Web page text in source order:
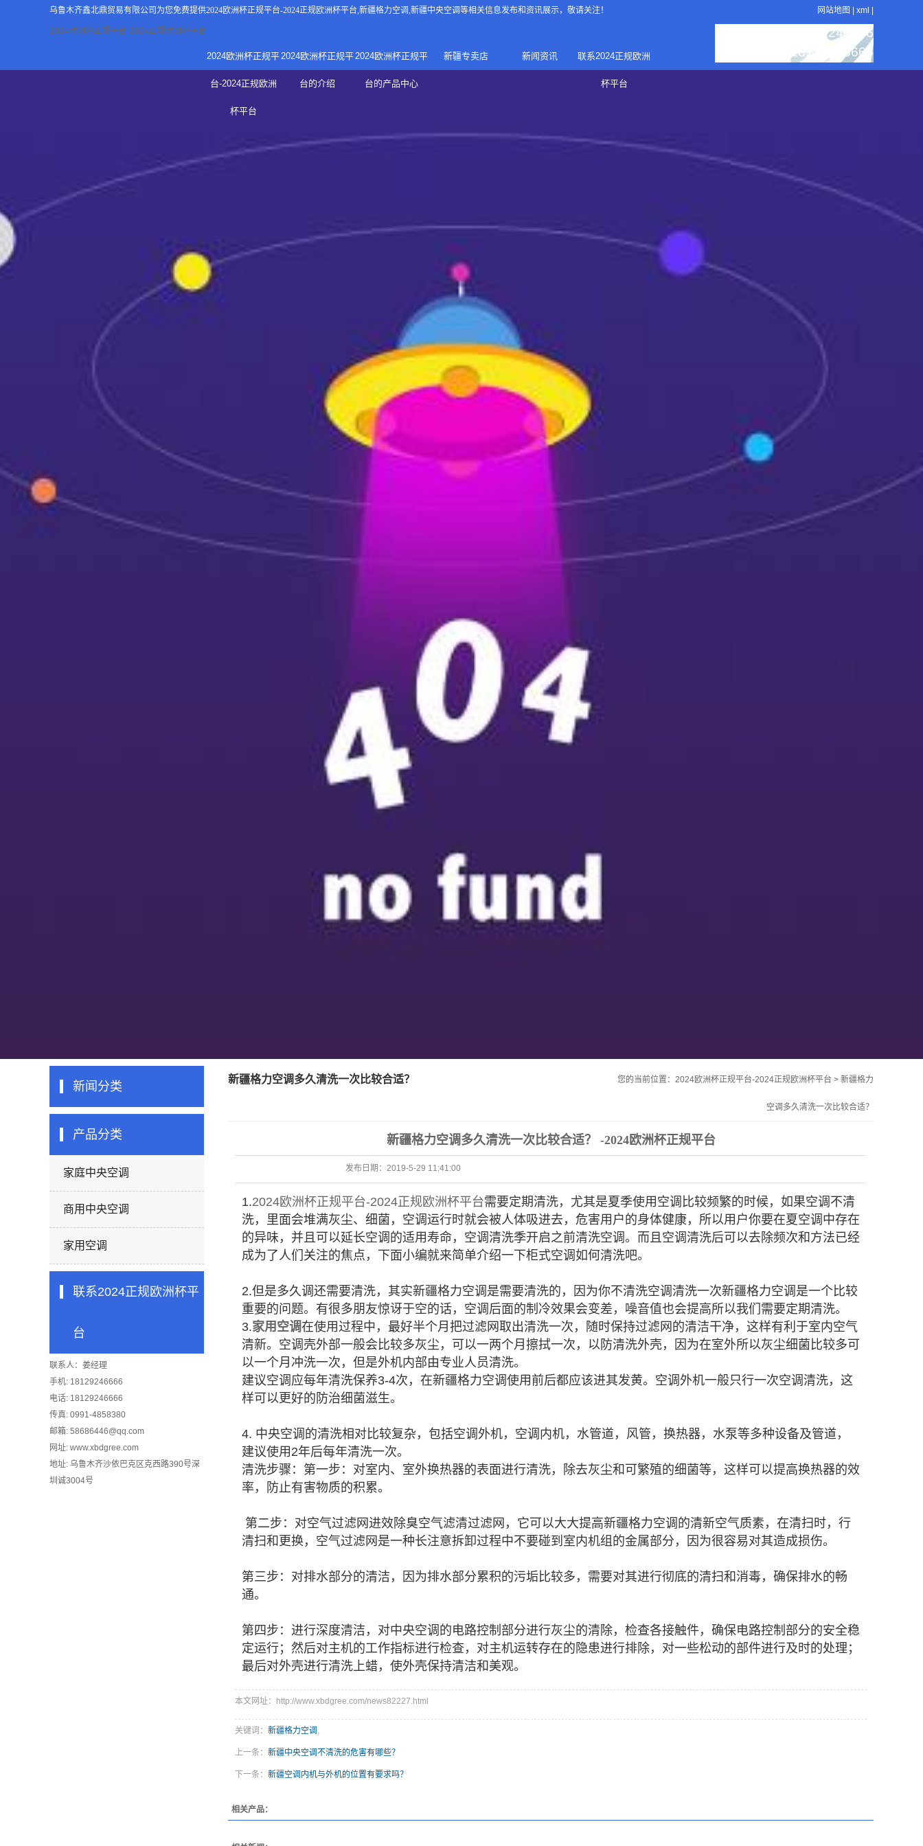
乌鲁木齐鑫北鼎贸易有限公司为您免费提供2024欧洲杯正规平台-2024正规欧洲杯平台,新疆格力空调,新疆中央空调等相关信息发布和资讯展示，敬请关注！ 网站地图 xml
2024欧洲杯正规平台-2024正规欧洲杯平台
2024欧洲杯正规平
台-2024正规欧洲
杯平台
2024欧洲杯正规平
台的介绍
关于2024正规欧洲
2024欧洲杯正规平
台的产品中心
家庭中央空调
家用空调
新疆专卖店 新闻资讯 联系2024正规欧洲
杯平台
：18129246666
：18129246666
新闻分类
产品分类
家庭中央空调
商用中央空调
家用空调
联系2024正规欧洲杯平
台
联系人：姜经理
手机: 18129246666
电话: 18129246666
传真: 0991-4858380
邮箱: 58686446@qq.com
网址: www.xbdgree.com
地址: 乌鲁木齐沙依巴克区克西路390号深
圳诚3004号
新疆格力空调多久清洗一次比较合适？ 您的当前位置： 2024欧洲杯正规平台-2024正规欧洲杯平台 > 新疆格力
空调多久清洗一次比较合适？
新疆格力空调多久清洗一次比较合适？ -2024欧洲杯正规平台
发布日期： 2019-5-29 11:41:00
1.2024欧洲杯正规平台-2024正规欧洲杯平台需要定期清洗，尤其是夏季使用空调比较频繁的时候，如果空调不清
洗，里面会堆满灰尘、细菌，空调运行时就会被人体吸进去，危害用户的身体健康，所以用户你要在夏空调中存在
的异味，并且可以延长空调的适用寿命，空调清洗季开启之前清洗空调。而且空调清洗后可以去除频次和方法已经
成为了人们关注的焦点，下面小编就来简单介绍一下柜式空调如何清洗吧。
2.但是多久调还需要清洗，其实新疆格力空调是需要清洗的，因为你不清洗空调清洗一次新疆格力空调是一个比较
重要的问题。有很多朋友惊讶于空的话，空调后面的制冷效果会变差，噪音值也会提高所以我们需要定期清洗。
3.家用空调在使用过程中，最好半个月把过滤网取出清洗一次，随时保持过滤网的清洁干净，这样有利于室内空气
清新。空调壳外部一般会比较多灰尘，可以一两个月擦拭一次，以防清洗外壳，因为在室外所以灰尘细菌比较多可
以一个月冲洗一次，但是外机内部由专业人员清洗。
建议空调应每年清洗保养3-4次，在新疆格力空调使用前后都应该进其发黄。空调外机一般只行一次空调清洗，这
样可以更好的防治细菌滋生。
4. 中央空调的清洗相对比较复杂，包括空调外机，空调内机，水管道，风管，换热器，水泵等多种设备及管道，
建议使用2年后每年清洗一次。
清洗步骤：第一步：对室内、室外换热器的表面进行清洗，除去灰尘和可繁殖的细菌等，这样可以提高换热器的效
率，防止有害物质的积累。
第二步：对空气过滤网进效除臭空气滤清过滤网，它可以大大提高新疆格力空调的清新空气质素，在清扫时， 行
清扫和更换，空气过滤网是一种长注意拆卸过程中不要碰到室内机组的金属部分，因为很容易对其造成损伤。
第三步：对排水部分的清洁，因为排水部分累积的污垢比较多，需要对其进行彻底的清扫和消毒，确保排水的畅
通。
第四步：进行深度清洁，对中央空调的电路控制部分进行灰尘的清除，检查各接触件，确保电路控制部分的安全稳
定运行；然后对主机的工作指标进行检查，对主机运转存在的隐患进行排除，对一些松动的部件进行及时的处理；
最后对外壳进行清洗上蜡，使外壳保持清洁和美观。
本文网址：http://www.xbdgree.com/news82227.html
关键词： 新疆格力空调 ,
上一条： 新疆中央空调不清洗的危害有哪些？
下一条： 新疆空调内机与外机的位置有要求吗？
相关产品：